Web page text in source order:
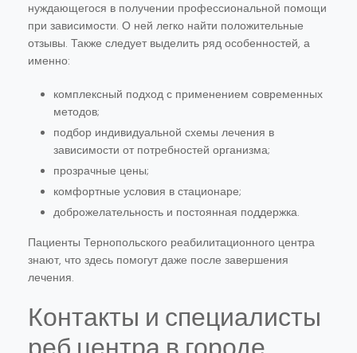
нуждающегося в получении профессиональной помощи
при зависимости. О ней легко найти положительные
отзывы. Также следует выделить ряд особенностей, а
именно:
комплексный подход с применением современных
методов;
подбор индивидуальной схемы лечения в
зависимости от потребностей организма;
прозрачные цены;
комфортные условия в стационаре;
доброжелательность и постоянная поддержка.
Пациенты Тернопольского реабилитационного центра
знают, что здесь помогут даже после завершения
лечения.
Контакты и специалисты